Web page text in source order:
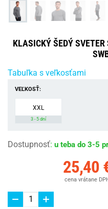
KLASICKÝ ŠEDÝ
Tabuľka s veľkosťami
VEĽKOSŤ:
XXL
3 - 5 dní
Dostupnosť: u teba do 3-5
25,40
cena vrátane